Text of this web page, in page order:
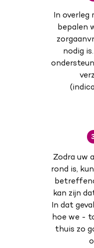
In overleg
bepalen
nodig
Zodra uw
rond is,
kan zijn
In dat
hoe we -
thuis zo